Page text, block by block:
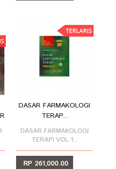
DASAR FARMAKOLOGI
TERAP...
DASAR FARMAKOLOGI
TERAPI VOL 1...
RP 261,000.00